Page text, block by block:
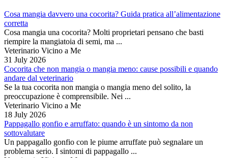
Cosa mangia davvero una cocorita? Guida pratica all’alimentazione
corretta
Cosa mangia una cocorita? Molti proprietari pensano che basti
riempire la mangiatoia di semi, ma ...
Veterinario Vicino a Me
31 July 2026
Cocorita che non mangia o mangia meno: cause possibili e quando
andare dal veterinario
Se la tua cocorita non mangia o mangia meno del solito, la
preoccupazione è comprensibile. Nei ...
Veterinario Vicino a Me
18 July 2026
Pappagallo gonfio e arruffato: quando è un sintomo da non
sottovalutare
Un pappagallo gonfio con le piume arruffate può segnalare un
problema serio. I sintomi di pappagallo ...